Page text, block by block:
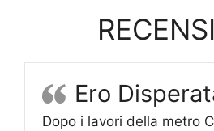
Ero
Dopo i lavori della metro